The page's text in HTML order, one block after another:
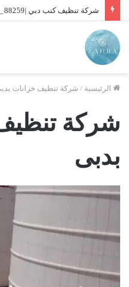
شركة تنظيف كنب دبي |01016488259| للايجار
الرئيسية / شركة تنظيف خزانات
شركة
بدبى